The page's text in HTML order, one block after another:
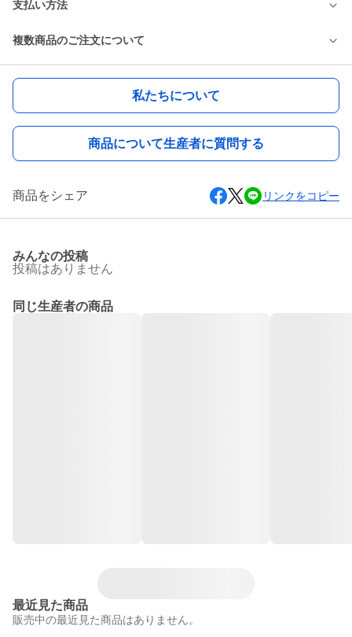
支払い方法
複数商品のご注文について
私たちについて
商品について生産者に質問する
商品をシェア リンクをコピー
みんなの投稿
投稿はありません
同じ生産者の商品
最近見た商品
販売中の最近見た商品はありません。